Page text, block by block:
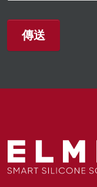
傳送